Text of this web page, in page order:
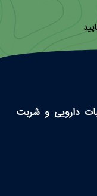
دارویی و شربت